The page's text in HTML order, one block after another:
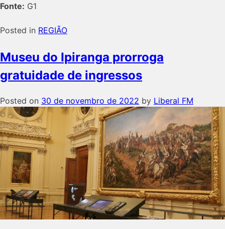
Fonte: G1
Posted in REGIÃO
Museu do Ipiranga prorroga
gratuidade de ingressos
Posted on 30 de novembro de 2022 by Liberal FM